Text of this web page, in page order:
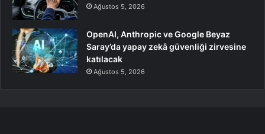
Ağustos 5, 2026
OpenAI, Anthropic ve Google Beyaz
Saray’da yapay zekâ güvenliği zirvesine
katılacak
Ağustos 5, 2026